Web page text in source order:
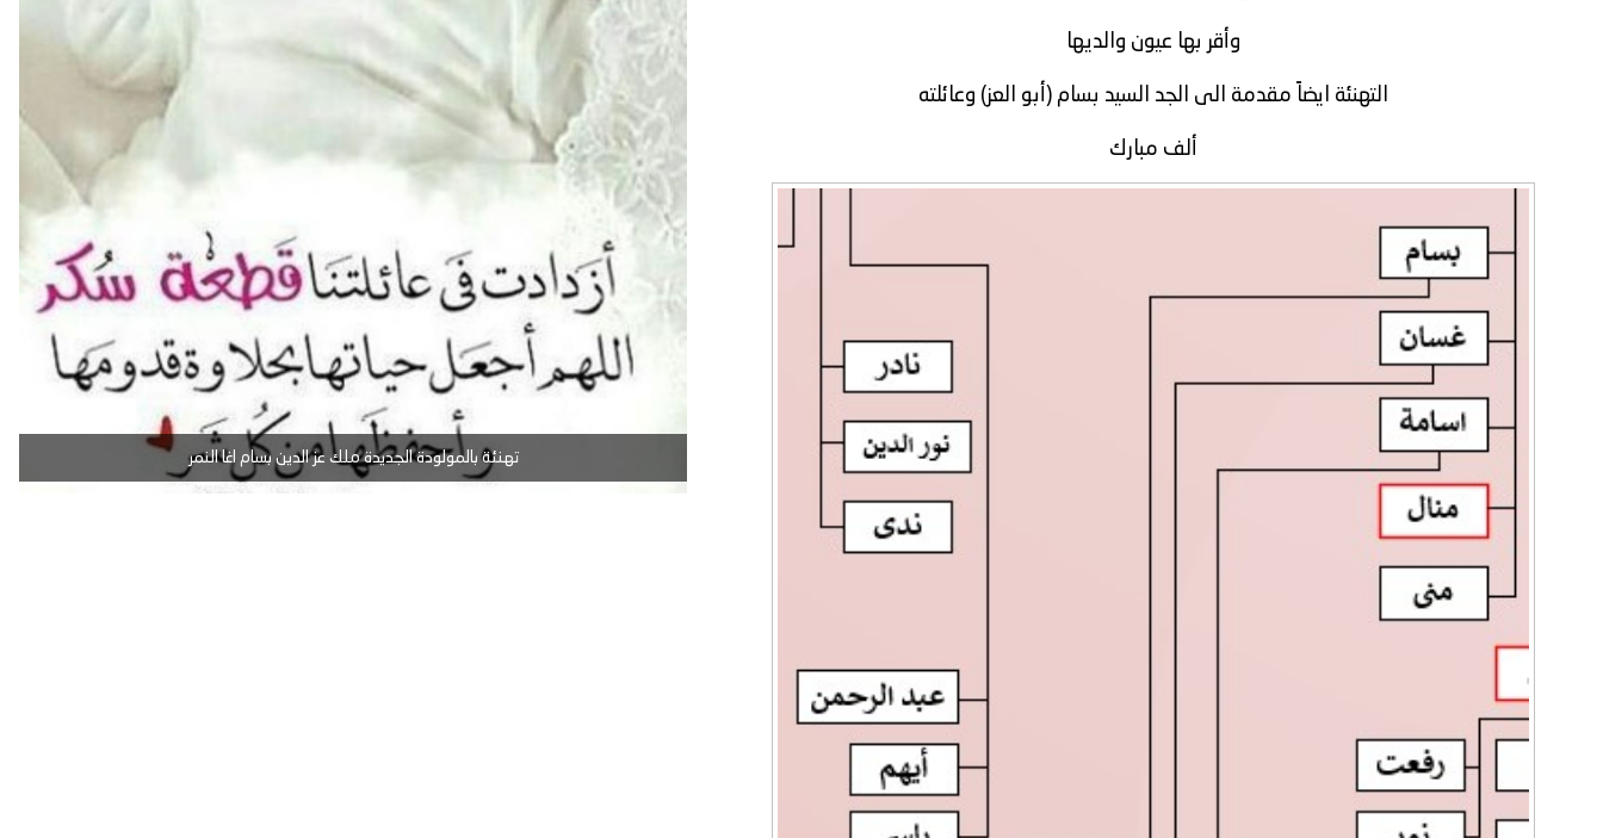
تهنئة بالمولودة الجديدة ملك عز الدين بسام اغا النمر
وأقر بها عيون والديها
التهنئة ايضاً مقدمة الى الجد السيد بسام (أبو العز) وعائلته
ألف مبارك